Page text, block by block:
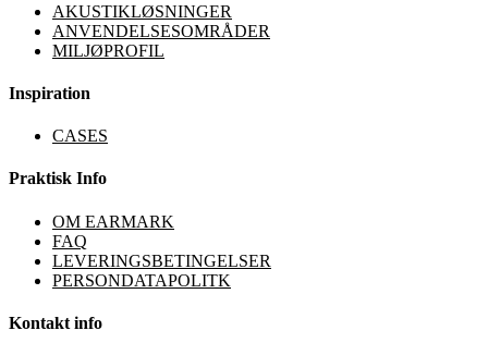
AKUSTIKLØSNINGER
ANVENDELSESOMRÅDER
MILJØPROFIL
Inspiration
CASES
Praktisk Info
OM EARMARK
FAQ
LEVERINGSBETINGELSER
PERSONDATAPOLITK
Kontakt info